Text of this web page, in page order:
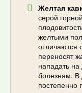
Желтая
серой
желтыми
отличаются
переносят
нападать на
болезням. В
постепенно